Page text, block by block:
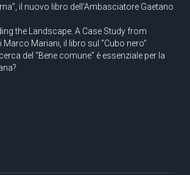
il nuovo libro dell’Ambasciatore Gaetano
the Landscape. A Case Study from
Marco Mariani, il libro sul “Cubo nero”
del “Bene comune” è essenziale per la